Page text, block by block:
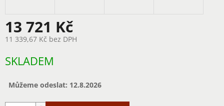
13 721 Kč
11 339,67 Kč bez DPH
cena:
SKLADEM
Můžeme odeslat: 12.8.2026